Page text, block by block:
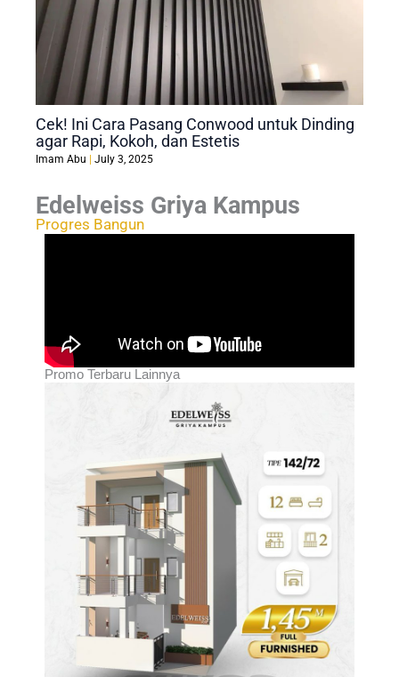
Cek! Ini Cara Pasang Conwood untuk Dinding
agar Rapi, Kokoh, dan Estetis
Imam Abu July 3, 2025
Edelweiss Griya Kampus
Progres Bangun
Promo Terbaru Lainnya